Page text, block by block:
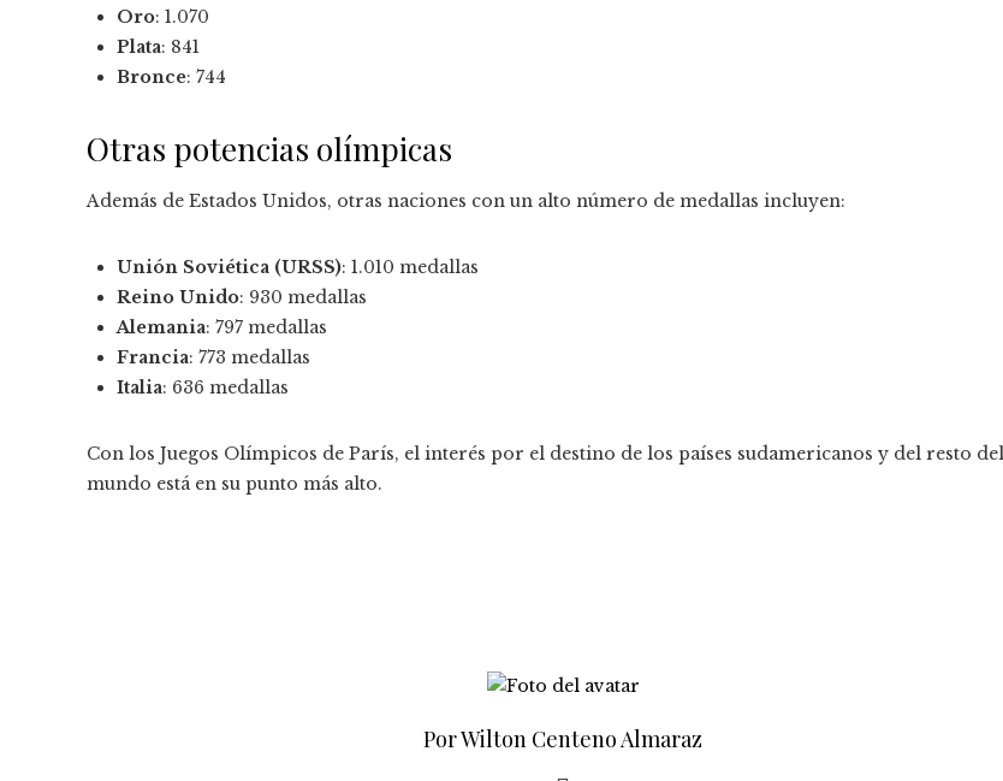
Oro: 1.070
Plata: 841
Bronce: 744
Otras potencias olímpicas
Además de Estados Unidos, otras naciones con un alto número de medallas incluyen:
Unión Soviética (URSS): 1.010 medallas
Reino Unido: 930 medallas
Alemania: 797 medallas
Francia: 773 medallas
Italia: 636 medallas
Con los Juegos Olímpicos de París, el interés por el destino de los países sudamericanos y del resto del
mundo está en su punto más alto.
Por Wilton Centeno Almaraz